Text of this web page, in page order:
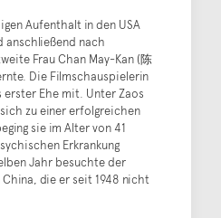
Aufenthalt in den USA
anschließend nach
Frau Chan May-Kan (陈
Die Filmschauspielerin
Ehe mit. Unter Zaos
zu einer erfolgreichen
sie im Alter von 41
Erkrankung
Jahr besuchte der
China, die er seit 1948 nicht